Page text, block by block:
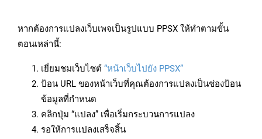
หากต้องการแปลงเว็บเพจเป็นรูปแบบ PPSX ให้ทำตามขั้น
ตอนเหล่านี้:
เยี่ยมชมเว็บไซต์ “หน้าเว็บไปยัง PPSX”
ป้อน URL ของหน้าเว็บที่คุณต้องการแปลงเป็นช่องป้อน
ข้อมูลที่กำหนด
คลิกปุ่ม “แปลง” เพื่อเริ่มกระบวนการแปลง
รอให้การแปลงเสร็จสิ้น